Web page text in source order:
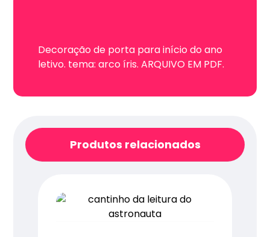
Decoração de porta para início do ano
letivo. tema: arco íris. ARQUIVO EM PDF.
Produtos relacionados